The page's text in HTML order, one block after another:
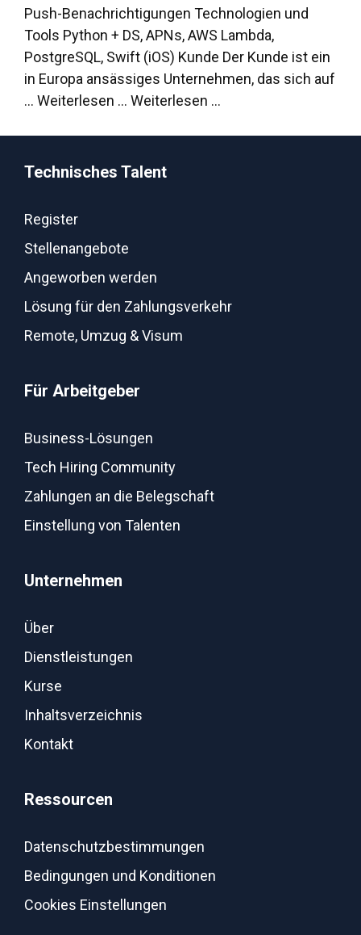
Push-Benachrichtigungen Technologien und
Tools Python + DS, APNs, AWS Lambda,
PostgreSQL, Swift (iOS) Kunde Der Kunde ist ein
in Europa ansässiges Unternehmen, das sich auf
... Weiterlesen ... Weiterlesen …
Technisches Talent
Register
Stellenangebote
Angeworben werden
Lösung für den Zahlungsverkehr
Remote, Umzug & Visum
Für Arbeitgeber
Business-Lösungen
Tech Hiring Community
Zahlungen an die Belegschaft
Einstellung von Talenten
Unternehmen
Über
Dienstleistungen
Kurse
Inhaltsverzeichnis
Kontakt
Ressourcen
Datenschutzbestimmungen
Bedingungen und Konditionen
Cookies Einstellungen